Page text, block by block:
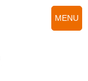
MENU